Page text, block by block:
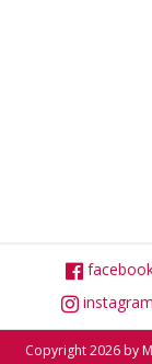
instagram
Copyright 2026 by